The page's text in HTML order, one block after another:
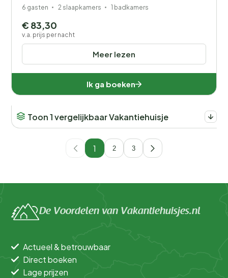
6 gasten 2 slaapkamers 1 badkamers
Meer lezen
€ 83,30
v.a. prijs per nacht
Ik ga boeken
Toon 1 vergelijkbaar Vakantiehuisje
1 2 3
De Voordelen van Vakantiehuisjes.nl
Actueel & betrouwbaar
Direct boeken
Lage prijzen